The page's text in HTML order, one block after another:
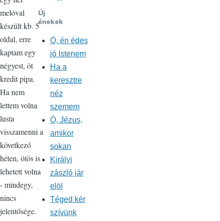
melóval
készült kb. 5
oldal, erre
kaptam egy
négyest, öt
kredit pipa.
Ha nem
lettem volna
lusta
visszamenni a
következő
héten, ötös is
lehetett volna
- mindegy,
nincs
jelentősége.
Új
énekek
Ó, én édes
jó Istenem
Ha a
keresztre
néz
szemem
Ó, Jézus,
amikor
sokan
Királyi
zászló jár
elöl
Téged kér
szívünk